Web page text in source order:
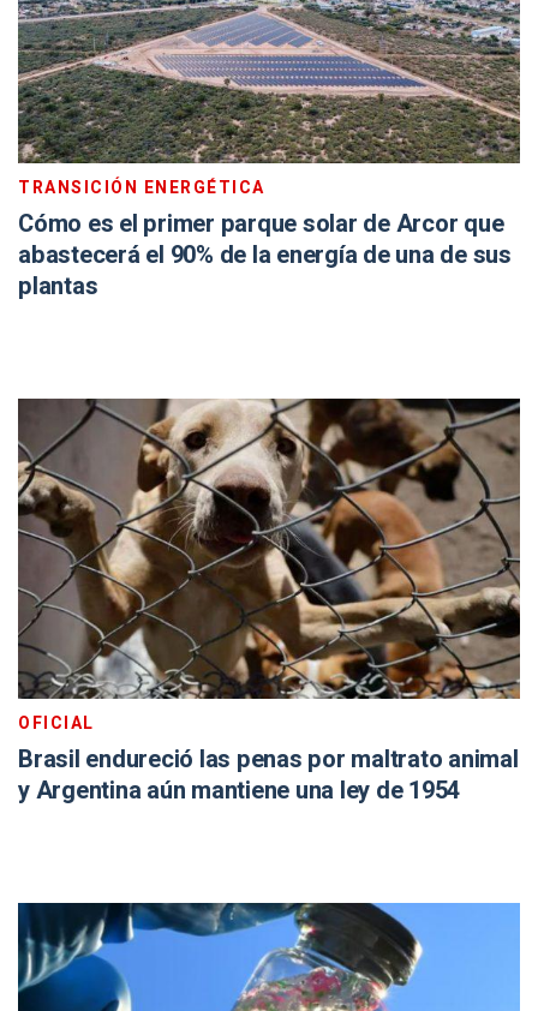
TRANSICIÓN ENERGÉTICA
Cómo es el primer parque solar de Arcor que
abastecerá el 90% de la energía de una de sus
plantas
OFICIAL
Brasil endureció las penas por maltrato animal
y Argentina aún mantiene una ley de 1954